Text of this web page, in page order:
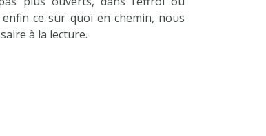
ce sur quoi en chemin, nous
à la lecture.